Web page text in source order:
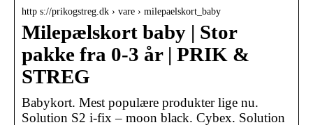
http s://prikogstreg.dk › vare › milepaelskort_baby
Milepælskort baby | Stor
pakke fra 0-3 år | PRIK &
STREG
Babykort. Mest populære produkter lige nu.
Solution S2 i-fix – moon black. Cybex. Solution